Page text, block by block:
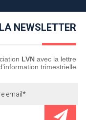
NEWSLETTER
LVN avec la lettre
trimestrielle